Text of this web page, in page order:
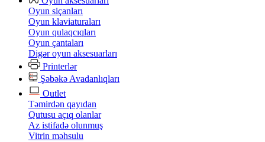
Oyun siçanları
Oyun klaviaturaları
Oyun qulaqcıqları
Oyun çantaları
Digər oyun aksesuarları
Printerlər
Şəbəkə Avadanlıqları
Outlet
Təmirdən qayıdan
Qutusu açıq olanlar
Az istifadə olunmuş
Vitrin məhsulu